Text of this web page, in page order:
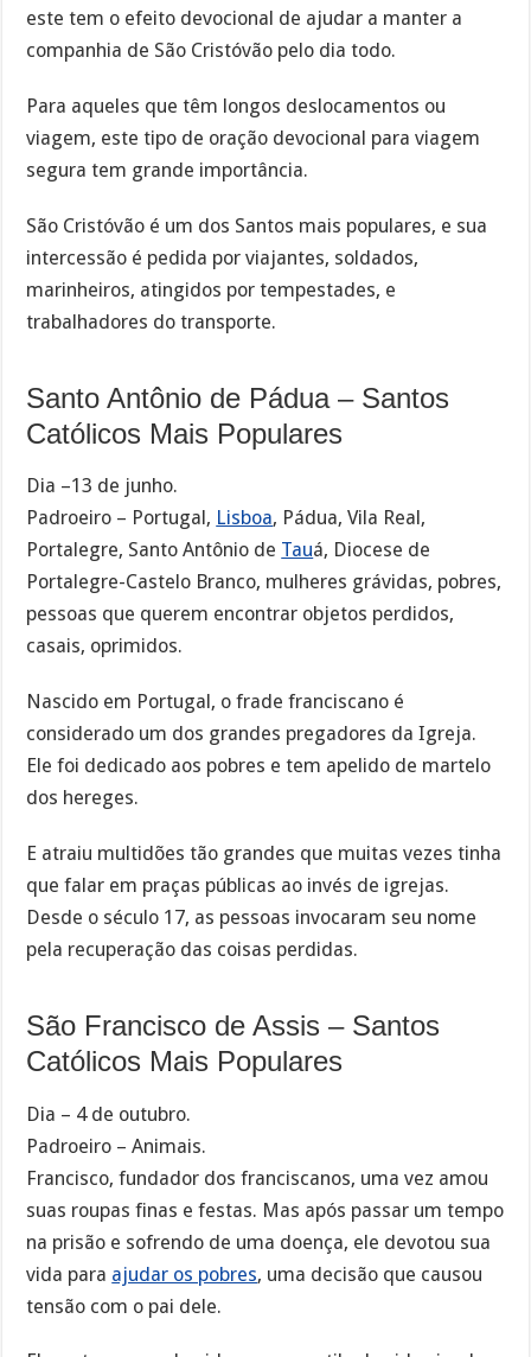
este tem o efeito devocional de ajudar a manter a
companhia de São Cristóvão pelo dia todo.
Para aqueles que têm longos deslocamentos ou
viagem, este tipo de oração devocional para viagem
segura tem grande importância.
São Cristóvão é um dos Santos mais populares, e sua
intercessão é pedida por viajantes, soldados,
marinheiros, atingidos por tempestades, e
trabalhadores do transporte.
Santo Antônio de Pádua – Santos
Católicos Mais Populares
Dia –13 de junho.
Padroeiro – Portugal, Lisboa, Pádua, Vila Real,
Portalegre, Santo Antônio de Tauá, Diocese de
Portalegre-Castelo Branco, mulheres grávidas, pobres,
pessoas que querem encontrar objetos perdidos,
casais, oprimidos.
Nascido em Portugal, o frade franciscano é
considerado um dos grandes pregadores da Igreja.
Ele foi dedicado aos pobres e tem apelido de martelo
dos hereges.
E atraiu multidões tão grandes que muitas vezes tinha
que falar em praças públicas ao invés de igrejas.
Desde o século 17, as pessoas invocaram seu nome
pela recuperação das coisas perdidas.
São Francisco de Assis – Santos
Católicos Mais Populares
Dia – 4 de outubro.
Padroeiro – Animais.
Francisco, fundador dos franciscanos, uma vez amou
suas roupas finas e festas. Mas após passar um tempo
na prisão e sofrendo de uma doença, ele devotou sua
vida para ajudar os pobres, uma decisão que causou
tensão com o pai dele.